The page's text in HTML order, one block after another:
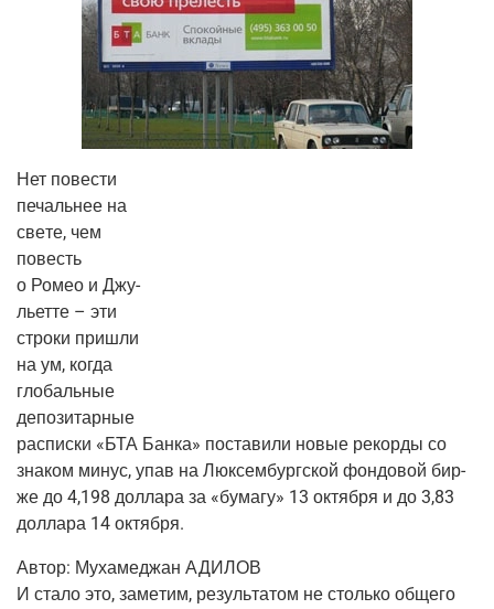
Нет пове­сти
печаль­нее на
све­те, чем
повесть
о Ромео и Джу­
льет­те – эти
стро­ки при­шли
на ум, когда
гло­баль­ные
депо­зи­тар­ные
рас­пис­ки «БТА Бан­ка» поста­ви­ли новые рекор­ды со
зна­ком минус, упав на Люк­сем­бург­ской фон­до­вой бир­
же до 4,198 дол­ла­ра за «бума­гу» 13 октяб­ря и до 3,83
дол­ла­ра 14 октября.
Автор: Муха­меджан АДИЛОВ
И ста­ло это, заме­тим, резуль­та­том не столь­ко обще­го